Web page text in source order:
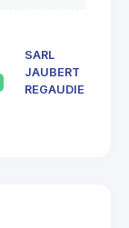
SARL
JAUBERT
REGAUDIE